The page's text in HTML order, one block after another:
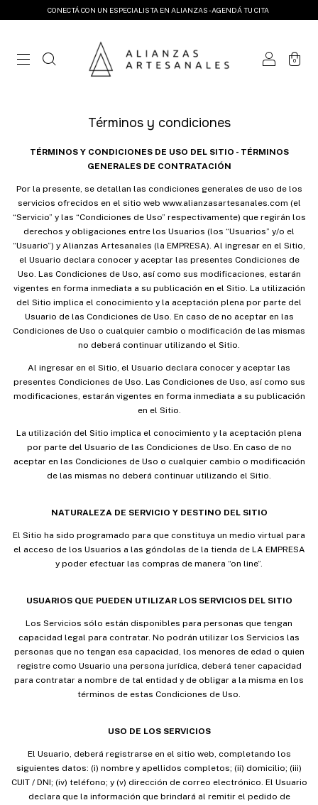
CONECTÁ CON UN ESPECIALISTA EN ALIANZAS - AGENDÁ TU CITA
0
Términos y condiciones
TÉRMINOS Y CONDICIONES DE USO DEL SITIO - TÉRMINOS
GENERALES DE CONTRATACIÓN
Por la presente, se detallan las condiciones generales de uso de los
servicios ofrecidos en el sitio web www.alianzasartesanales.com (el
“Servicio” y las “Condiciones de Uso” respectivamente) que regirán los
derechos y obligaciones entre los Usuarios (los “Usuarios” y/o el
“Usuario”) y Alianzas Artesanales (la EMPRESA). Al ingresar en el Sitio,
el Usuario declara conocer y aceptar las presentes Condiciones de
Uso. Las Condiciones de Uso, así como sus modificaciones, estarán
vigentes en forma inmediata a su publicación en el Sitio. La utilización
del Sitio implica el conocimiento y la aceptación plena por parte del
Usuario de las Condiciones de Uso. En caso de no aceptar en las
Condiciones de Uso o cualquier cambio o modificación de las mismas
no deberá continuar utilizando el Sitio.
Al ingresar en el Sitio, el Usuario declara conocer y aceptar las
presentes Condiciones de Uso. Las Condiciones de Uso, así como sus
modificaciones, estarán vigentes en forma inmediata a su publicación
en el Sitio.
La utilización del Sitio implica el conocimiento y la aceptación plena
por parte del Usuario de las Condiciones de Uso. En caso de no
aceptar en las Condiciones de Uso o cualquier cambio o modificación
de las mismas no deberá continuar utilizando el Sitio.
NATURALEZA DE SERVICIO Y DESTINO DEL SITIO
El Sitio ha sido programado para que constituya un medio virtual para
el acceso de los Usuarios a las góndolas de la tienda de LA EMPRESA
y poder efectuar las compras de manera “on line”.
USUARIOS QUE PUEDEN UTILIZAR LOS SERVICIOS DEL SITIO
Los Servicios sólo están disponibles para personas que tengan
capacidad legal para contratar. No podrán utilizar los Servicios las
personas que no tengan esa capacidad, los menores de edad o quien
registre como Usuario una persona jurídica, deberá tener capacidad
para contratar a nombre de tal entidad y de obligar a la misma en los
términos de estas Condiciones de Uso.
USO DE LOS SERVICIOS
El Usuario, deberá registrarse en el sitio web, completando los
siguientes datos: (i) nombre y apellidos completos; (ii) domicilio; (iii)
CUIT / DNI; (iv) teléfono; y (v) dirección de correo electrónico. El Usuario
declara que la información que brindará al remitir el pedido de